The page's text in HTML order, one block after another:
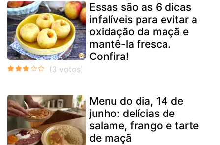
Essas são as 6 dicas
infalíveis para evitar a
oxidação da maçã e
mantê-la fresca.
Confira!
Menu do dia, 14 de
junho: delícias de
salame, frango e tarte
de maçã